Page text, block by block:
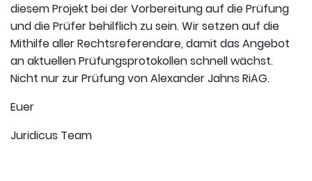
diesem Projekt bei der Vorbereitung auf die Prüfung
und die Prüfer behilflich zu sein. Wir setzen auf die
Mithilfe aller Rechtsreferendare, damit das Angebot
an aktuellen Prüfungsprotokollen schnell wächst.
Nicht nur zur Prüfung von Alexander Jahns RiAG.
Euer
Juridicus Team